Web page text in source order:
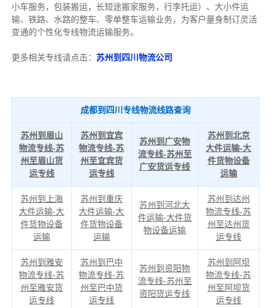
小车服务，包装搬运，长短途搬家服务，行李托运）、大小件运
输、铁路、水路的整车、零单整车运输业务，为客户量身制订灵活
变通的个性化专线物流运输服务。
更多相关专线请点击： 苏州到四川物流公司
成都到四川专线物流线路查询
苏州到眉山
物流专线-苏
州至眉山货
运专线
苏州到宜宾
物流专线-苏
州至宜宾货
运专线
苏州到广安物
流专线-苏州至
广安货运专线
苏州到北京
大件运输-大
件货物设备
运输
苏州到上海
大件运输-大
件货物设备
运输
苏州到重庆
大件运输-大
件货物设备
运输
苏州到河北大
件运输-大件货
物设备运输
苏州到达州
物流专线-苏
州至达州货
运专线
苏州到雅安
物流专线-苏
州至雅安货
运专线
苏州到巴中
物流专线-苏
州至巴中货
运专线
苏州到资阳物
流专线-苏州至
资阳货运专线
苏州到阿坝
物流专线-苏
州至阿坝货
运专线